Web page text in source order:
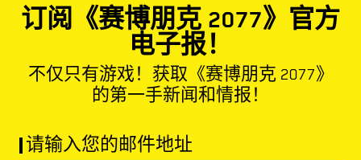
订阅《赛博朋克 2077》官方
电子报！
不仅只有游戏！获取《赛博朋克 2077》
的第一手新闻和情报！
请输入您的邮件地址